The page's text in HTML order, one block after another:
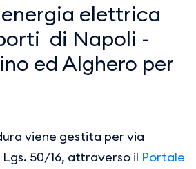
elettrica
di Napoli -
ed Alghero per
viene gestita per via
50/16, attraverso il Portale